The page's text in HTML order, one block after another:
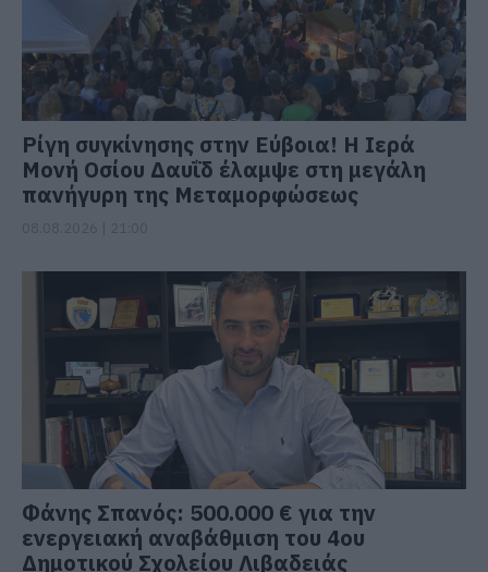
Ρίγη συγκίνησης στην Εύβοια! Η Ιερά
Μονή Οσίου Δαυΐδ έλαμψε στη μεγάλη
πανήγυρη της Μεταμορφώσεως
Φάνης Σπανός: 500.000 € για την
ενεργειακή αναβάθμιση του 4ου
Δημοτικού Σχολείου Λιβαδειάς